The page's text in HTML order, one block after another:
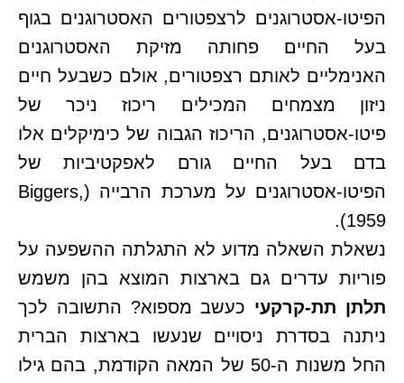
הפיטו-אסטרוגנים לרצפטורים האסטרוגנים בגוף
בעל החיים פחותה מזיקת האסטרוגנים
האנימליים לאותם רצפטורים, אולם כשבעל חיים
ניזון מצמחים המכילים ריכוז ניכר של
פיטו-אסטרוגנים, הריכוז הגבוה של כימיקלים אלו
בדם בעל החיים גורם לאפקטיביות של
הפיטו-אסטרוגנים על מערכת הרבייה (Biggers,
1959).
נשאלת השאלה מדוע לא התגלתה ההשפעה על
פוריות עדרים גם בארצות המוצא בהן משמש
תלתן תת-קרקעי כעשב מספוא? התשובה לכך
ניתנה בסדרת ניסויים שנעשו בארצות הברית
החל משנות ה-50 של המאה הקודמת, בהם גילו